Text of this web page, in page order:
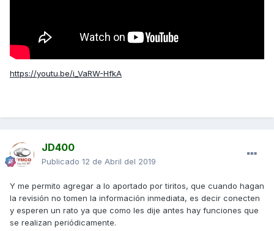
https://youtu.be/i_VaRW-HfkA
JD400
Publicado 12 de Abril del 2019
Y me permito agregar a lo aportado por tiritos, que cuando hagan
la revisión no tomen la información inmediata, es decir conecten
y esperen un rato ya que como les dije antes hay funciones que
se realizan periódicamente.